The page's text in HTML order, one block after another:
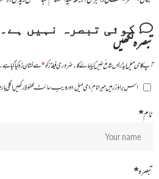
کوئی تبصرہ نہیں ہے۔
تبصرہ لکھیں
آپ کا ای میل ایڈریس شائع نہیں کیا جائے گا۔ضروری فیلڈز کو*سے نشان زد کیا گیا ہے۔
اس براؤزر میں میرا نام، ای میل، اور ویب سائٹ محفوظ رکھیں اگلی
نام*
تبصرہ*